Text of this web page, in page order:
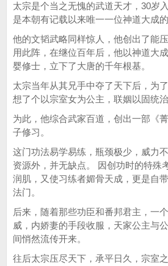
太宗是个当之无愧的武道天才，30岁
是本朝有记载以来唯一一位神道大成的
他的文韬武略同样惊人，他创出了能
用此阵，在继位百年后，他以神道大
婴修士，立下了大唐的千年根基。
太宗当年从其兄手中夺了天下后，为
想了个以宗室女为公主，联姻以固统治
为此，他综合武家百道，创出一部《
子修习。
这门功法易学易练，瓶颈极少，威力
资源外，并无缺点。 因创功时的特殊
润肌，又使习练者媚骨天成，更是自
法门。
后来，随着那些功臣和番邦君主，一
威，内娇妻的手段收服，天家公主与
间悄然流传开来。
往后太宗压尽天下，承平日久，宗室